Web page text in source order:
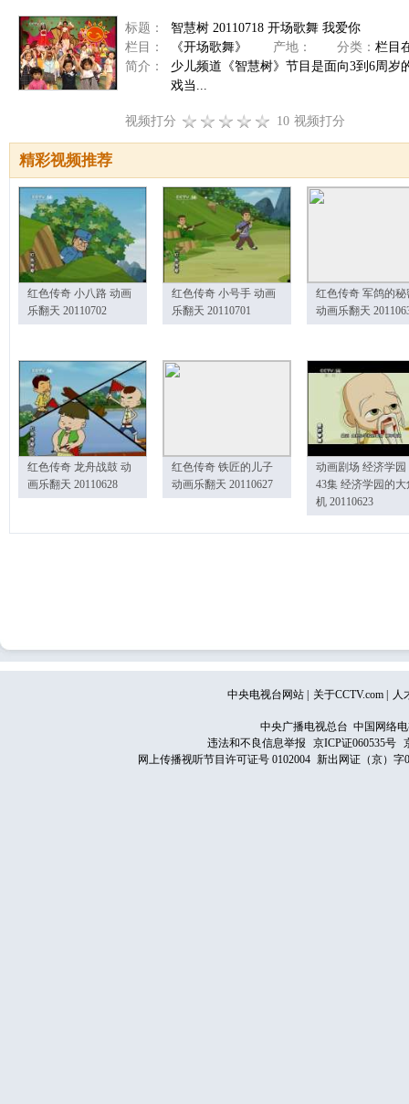
标题：
智慧树 20110718 开场歌舞 我爱你
栏目：
《开场歌舞》 产地： 分类： 栏目
简介：
少儿频道《智慧树》节目是面向3到6周
戏当...
视频打分 10 视频打分
精彩视频推荐
红色传奇 小八路 动画
乐翻天 20110702
红色传奇 小号手 动画
乐翻天 20110701
红色传奇 军鸽的秘
动画乐翻天
红色传奇 龙舟战鼓 动
画乐翻天 20110628
红色传奇 铁匠的儿子
动画乐翻天 20110627
动画剧场 经济学园
43集 经济学园的大
机 20110623
中央电视台网站 关于CCTV.com 人
中央广播电视总台 中国网络
违法和不良信息举报
京ICP证060535号
网上传播视听节目许可证号 0102004 新出网证（京）